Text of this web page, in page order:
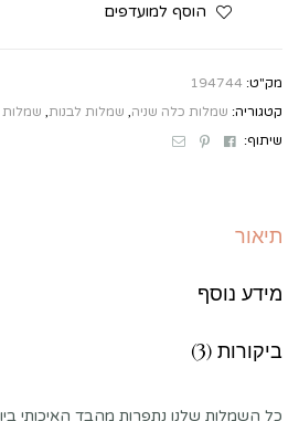
הוסף למועדפים
מק"ט: 194744
קטגוריה: שמלות כלה שניה שמלות לבנות
שיתוף:
Facebook
Pinterest
Email
תיאור
מידע נוסף
ביקורות (3)
כל השמלות שלנו נתפרות מהבד האיכותי